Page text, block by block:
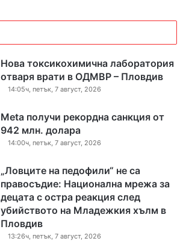
Нова токсикохимична лаборатория
отваря врати в ОДМВР – Пловдив
14:05ч, петък, 7 август, 2026
Meta получи рекордна санкция от
942 млн. долара
14:00ч, петък, 7 август, 2026
„Ловците на педофили“ не са
правосъдие: Национална мрежа за
децата с остра реакция след
убийството на Младежкия хълм в
Пловдив
13:26ч, петък, 7 август, 2026